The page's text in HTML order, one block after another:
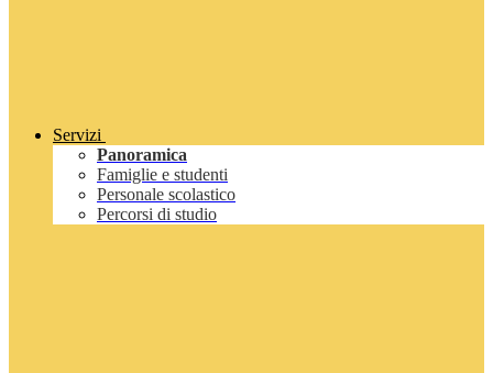
Servizi
Panoramica
Famiglie e studenti
Personale scolastico
Percorsi di studio